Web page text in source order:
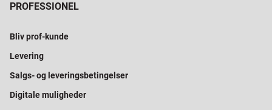
PROFESSIONEL
Bliv prof-kunde
Levering
Salgs- og leveringsbetingelser
Digitale muligheder